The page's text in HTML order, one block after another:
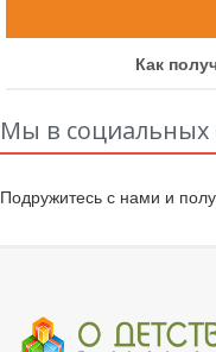
Как
Мы в социальных
Подружитесь с нами и